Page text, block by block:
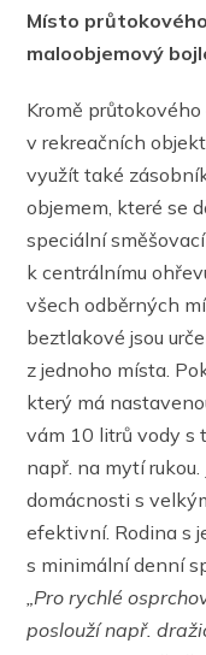
Místo
maloobjemový
Kromě
v rekreačních
využít také
objemem, které se
speciální
k centrálnímu
všech odběrných
beztlakové jsou
z jednoho místa.
který má
vám 10 litrů vody s
např. na mytí
domácnosti s
efektivní. Rodina s
s minimální denní
„Pro rychlé
poslouží např.